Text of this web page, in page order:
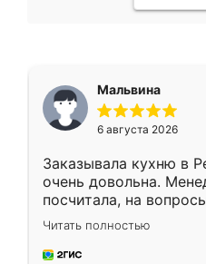
Мальвина
6 августа 2026
Заказывала кухню в
очень довольна.
посчитала, на
Замерщик приехал в
делу со всей
за день, ребята
Читать полностью